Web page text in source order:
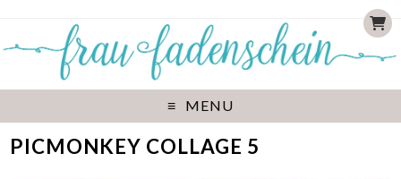
MENU
PICMONKEY COLLAGE 5